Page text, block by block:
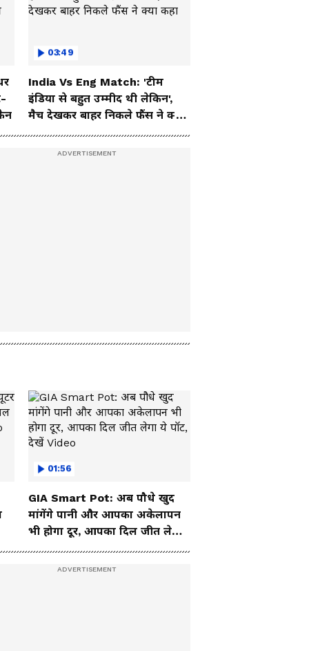
03:49
India Vs Eng Match: 'टीम
इंडिया से बहुत उम्मीद थी लेकिन',
मैच देखकर बाहर निकले फैंस ने क्या
01:56
GIA Smart Pot: अब पौधे खुद
मांगेंगे पानी और आपका अकेलापन
भी होगा दूर, आपका दिल जीत लेगा
ये पॉट, देखें Video